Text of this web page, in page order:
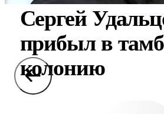
Сергей
прибыл в
колонию